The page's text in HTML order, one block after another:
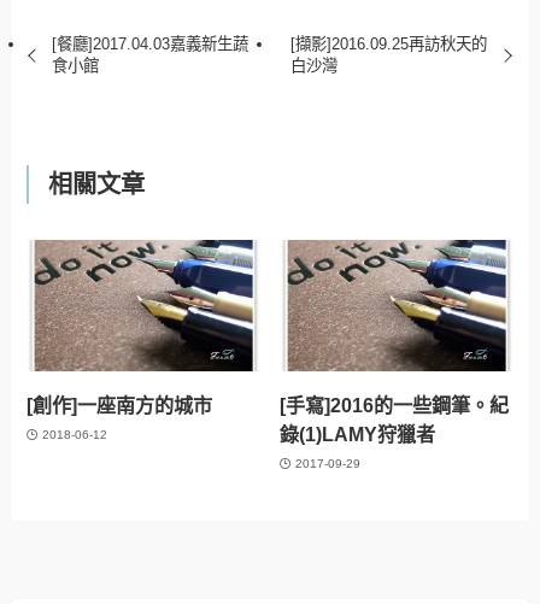
[餐廳]2017.04.03嘉義新生蔬
食小館
[擷影]2016.09.25再訪秋天的
白沙灣
相關文章
[創作]一座南方的城市
2018-06-12
[手寫]2016的一些鋼筆。紀
錄(1)LAMY狩獵者
2017-09-29